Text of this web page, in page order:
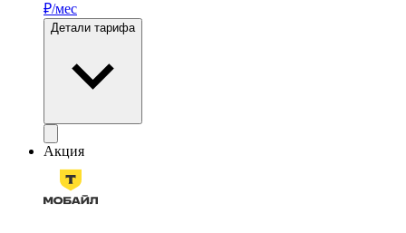
₽/мес
Детали тарифа
Акция